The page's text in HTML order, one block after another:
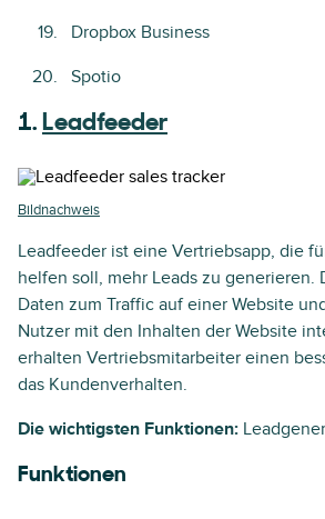
Dropbox Business
Spotio
1. Leadfeeder
Bildnachweis
Leadfeeder ist eine Vertriebsapp, die
helfen soll, mehr Leads zu generieren.
Daten zum Traffic auf einer Website
Nutzer mit den Inhalten der Website
erhalten Vertriebsmitarbeiter einen
das Kundenverhalten.
Die wichtigsten Funktionen:
Funktionen